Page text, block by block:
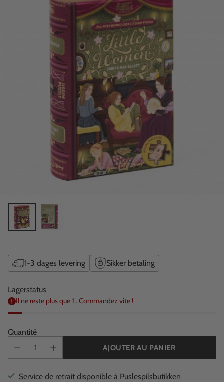
1-3 dages levering Sikker betaling
Lagerstatus
Il ne reste plus que 1 . Commandez vite !
Quantité
AJOUTER AU PANIER
Service de retrait disponible à Puslespilsbutikken